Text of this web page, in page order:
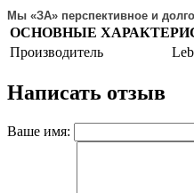
Мы «ЗА» перспективное и
ОСНОВНЫЕ
Производитель
Написать отзыв
Ваше имя: